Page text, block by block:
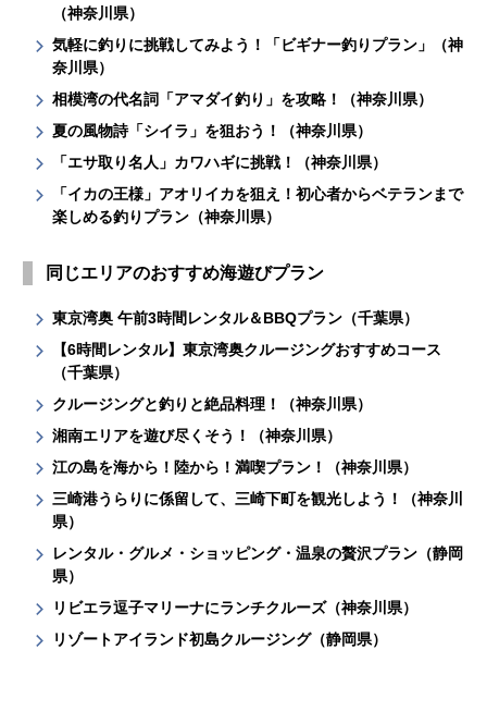
（神奈川県）
気軽に釣りに挑戦してみよう！「ビギナー釣りプラン」（神
奈川県）
相模湾の代名詞「アマダイ釣り」を攻略！（神奈川県）
夏の風物詩「シイラ」を狙おう！（神奈川県）
「エサ取り名人」カワハギに挑戦！（神奈川県）
「イカの王様」アオリイカを狙え！初心者からベテランまで
楽しめる釣りプラン（神奈川県）
同じエリアのおすすめ海遊びプラン
東京湾奥 午前3時間レンタル＆BBQプラン（千葉県）
【6時間レンタル】東京湾奥クルージングおすすめコース
（千葉県）
クルージングと釣りと絶品料理！（神奈川県）
湘南エリアを遊び尽くそう！（神奈川県）
江の島を海から！陸から！満喫プラン！（神奈川県）
三崎港うらりに係留して、三崎下町を観光しよう！（神奈川
県）
レンタル・グルメ・ショッピング・温泉の贅沢プラン（静岡
県）
リビエラ逗子マリーナにランチクルーズ（神奈川県）
リゾートアイランド初島クルージング（静岡県）